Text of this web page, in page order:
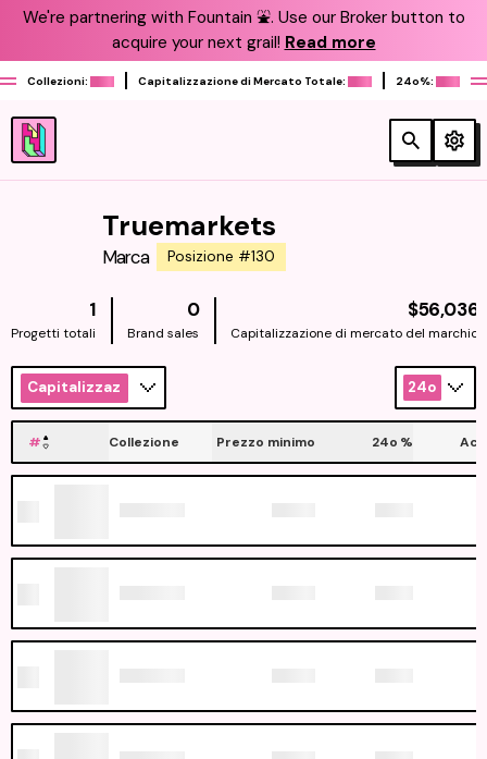
We're partnering with Fountain ⛲️. Use our Broker button to
acquire your next grail! Read more
Collezioni: Capitalizzazione di Mercato Totale: 24o%:
Truemarkets
Marca Posizione #130
1
Progetti totali
0
Brand sales
$56,036
Capitalizzazione di mercato del marchio
Capitalizzazione 24o
# Collezione Prezzo minimo 24o %